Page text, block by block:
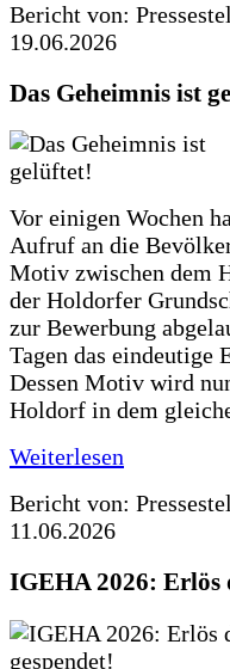
Bericht von:
19.06.2026
Das Geheimnis ist
Vor einigen Wochen
Aufruf an die
Motiv zwischen dem
der Holdorfer
zur Bewerbung
Tagen das eindeutige
Dessen Motiv wird
Holdorf in dem
Weiterlesen
Bericht von:
11.06.2026
IGEHA 2026: Erlös